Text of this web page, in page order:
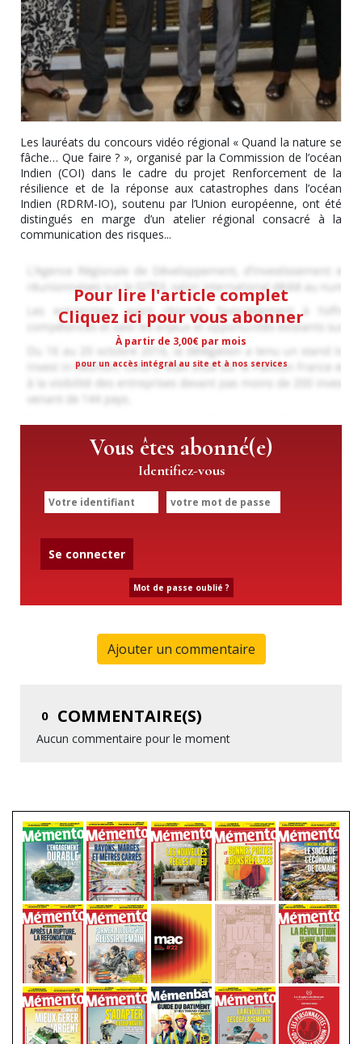
Les lauréats du concours vidéo régional « Quand la nature se
fâche… Que faire ? », organisé par la Commission de l’océan
Indien (COI) dans le cadre du projet Renforcement de la
résilience et de la réponse aux catastrophes dans l’océan
Indien (RDRM-IO), soutenu par l’Union européenne, ont été
distingués en marge d’un atelier régional consacré à la
communication des risques...
Pour lire l'article complet
Cliquez ici pour vous abonner
À partir de 3,00€ par mois
pour un accès intégral au site et à nos services
Vous êtes abonné(e)
Identifiez-vous
Se connecter
Mot de passe oublié ?
Ajouter un commentaire
0 COMMENTAIRE(S)
Aucun commentaire pour le moment